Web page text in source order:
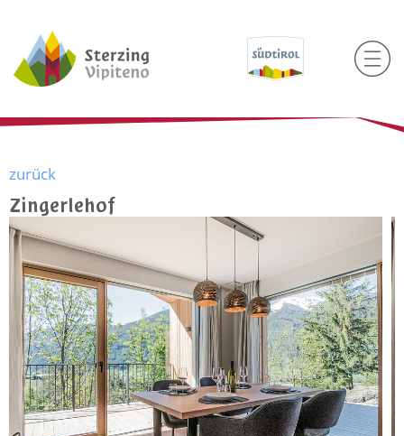
zurück
Zingerlehof